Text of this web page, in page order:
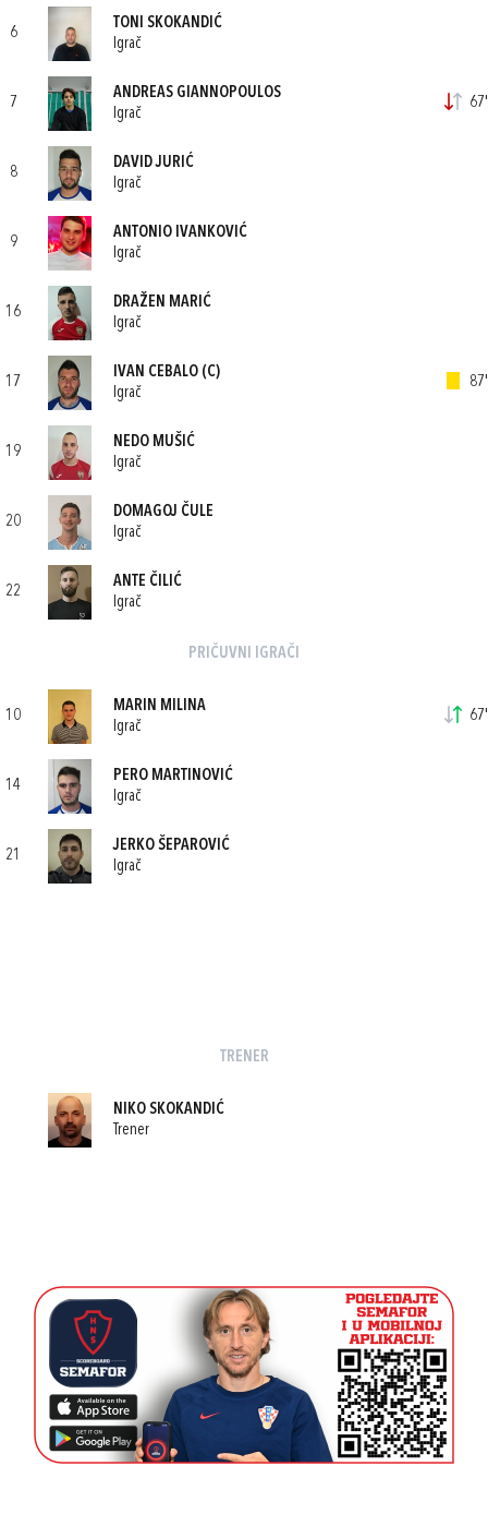
6
TONI SKOKANDIĆ
Igrač
7
ANDREAS GIANNOPOULOS
Igrač
67'
8
DAVID JURIĆ
Igrač
9
ANTONIO IVANKOVIĆ
Igrač
16
DRAŽEN MARIĆ
Igrač
17
IVAN CEBALO (C)
Igrač
87'
19
NEDO MUŠIĆ
Igrač
20
DOMAGOJ ČULE
Igrač
22
ANTE ČILIĆ
Igrač
PRIČUVNI IGRAČI
10
MARIN MILINA
Igrač
67'
14
PERO MARTINOVIĆ
Igrač
21
JERKO ŠEPAROVIĆ
Igrač
TRENER
NIKO SKOKANDIĆ
Trener